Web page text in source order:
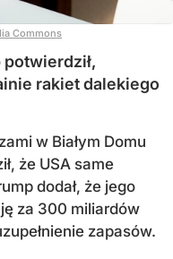
Commons
rakiet dalekiego
w Białym Domu
że USA same
dodał, że jego
za 300 miliardów
zapasów.